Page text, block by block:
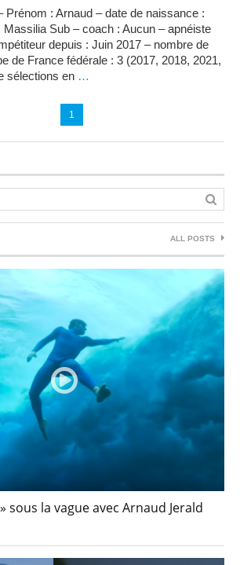
Prénom : Arnaud – date de naissance :
Massilia Sub – coach : Aucun – apnéiste
depuis : Juin 2017 – nombre de
de France fédérale : 3 (2017, 2018, 2021,
sélections en …
1
ALL POSTS
sous la vague avec Arnaud Jerald